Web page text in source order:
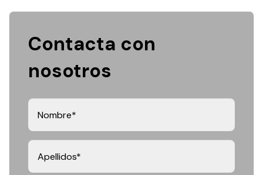
Contacta con
nosotros